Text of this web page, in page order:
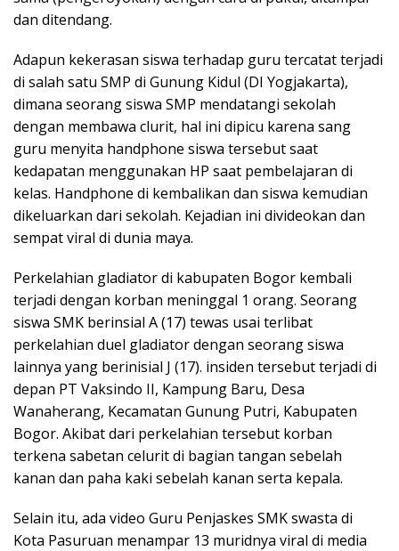
dan ditendang.
Adapun kekerasan siswa terhadap guru tercatat terjadi
di salah satu SMP di Gunung Kidul (DI Yogjakarta),
dimana seorang siswa SMP mendatangi sekolah
dengan membawa clurit, hal ini dipicu karena sang
guru menyita handphone siswa tersebut saat
kedapatan menggunakan HP saat pembelajaran di
kelas. Handphone di kembalikan dan siswa kemudian
dikeluarkan dari sekolah. Kejadian ini divideokan dan
sempat viral di dunia maya.
Perkelahian gladiator di kabupaten Bogor kembali
terjadi dengan korban meninggal 1 orang. Seorang
siswa SMK berinsial A (17) tewas usai terlibat
perkelahian duel gladiator dengan seorang siswa
lainnya yang berinisial J (17). insiden tersebut terjadi di
depan PT Vaksindo II, Kampung Baru, Desa
Wanaherang, Kecamatan Gunung Putri, Kabupaten
Bogor. Akibat dari perkelahian tersebut korban
terkena sabetan celurit di bagian tangan sebelah
kanan dan paha kaki sebelah kanan serta kepala.
Selain itu, ada video Guru Penjaskes SMK swasta di
Kota Pasuruan menampar 13 muridnya viral di media